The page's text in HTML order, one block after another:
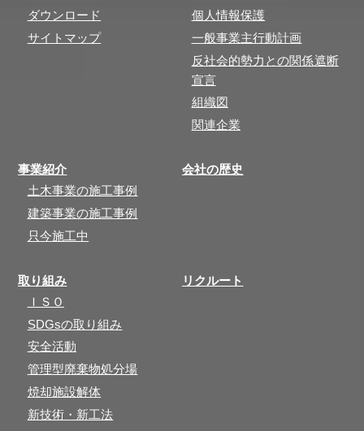
ダウンロード
サイトマップ
個人情報保護
一般事業主行動計画
反社会的勢力との関係遮断
宣言
組織図
関連企業
事業紹介
土木事業の施工事例
建築事業の施工事例
只今施工中
会社の歴史
取り組み
ＩＳＯ
SDGsの取り組み
安全活動
管理型廃棄物処分場
焼却施設解体
新技術・新工法
リクルート